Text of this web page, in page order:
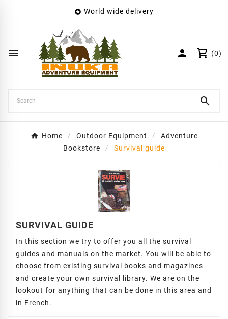
 World wide delivery
  (0)

Home Outdoor Equipment
Adventure
Bookstore
Survival guide
SURVIVAL GUIDE
In this section we try to offer you all the survival
guides and manuals on the market. You will be able to
choose from existing survival books and magazines
and create your own survival library. We are on the
lookout for anything that can be done in this area and
in French.
Wishlist name